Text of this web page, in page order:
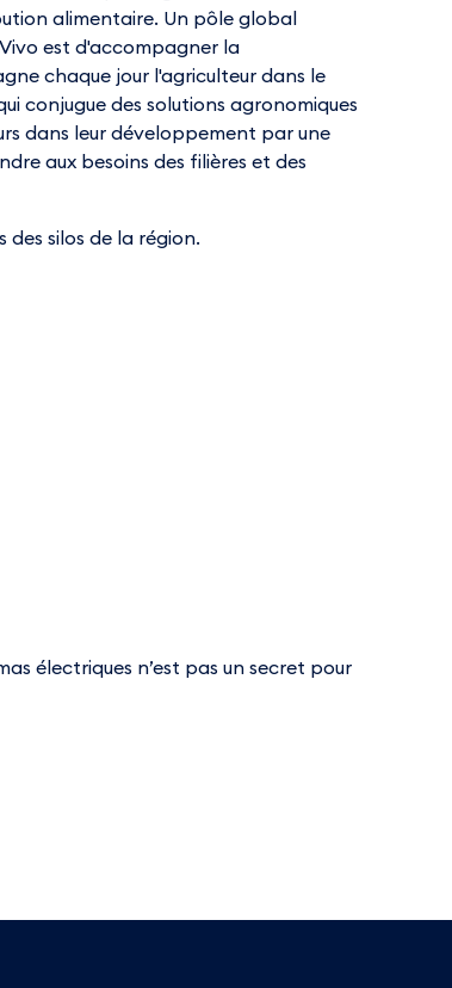
alimentaire. Un pôle global
est d'accompagner la
chaque jour l'agriculteur dans le
conjugue des solutions agronomiques
dans leur développement par une
aux besoins des filières et des
silos de la région.
électriques n’est pas un secret pour